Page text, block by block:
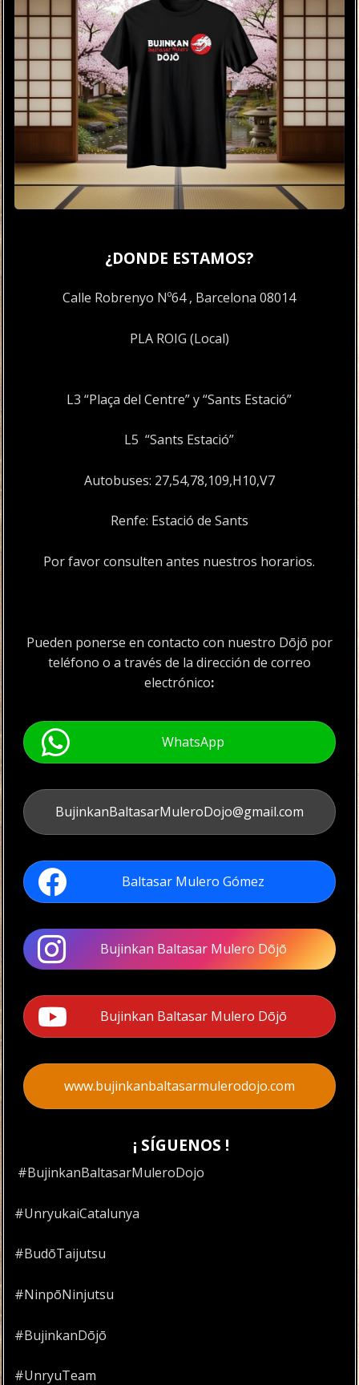
¿DONDE ESTAMOS?
Calle Robrenyo Nº64 , Barcelona 08014
PLA ROIG (Local)
L3 “Plaça del Centre” y “Sants Estació”
L5 “Sants Estació”
Autobuses: 27,54,78,109,H10,V7
Renfe: Estació de Sants
Por favor consulten antes nuestros horarios.
Pueden ponerse en contacto con nuestro Dōjō por
teléfono o a través de la dirección de correo
electrónico:
WhatsApp
BujinkanBaltasarMuleroDojo@gmail.com
Baltasar Mulero Gómez
Bujinkan Baltasar Mulero Dōjō
Bujinkan Baltasar Mulero Dōjō
www.bujinkanbaltasarmulerodojo.com
¡ SÍGUENOS !
#BujinkanBaltasarMuleroDojo
#UnryukaiCatalunya
#BudōTaijutsu
#NinpōNinjutsu
#BujinkanDōjō
#UnryuTeam